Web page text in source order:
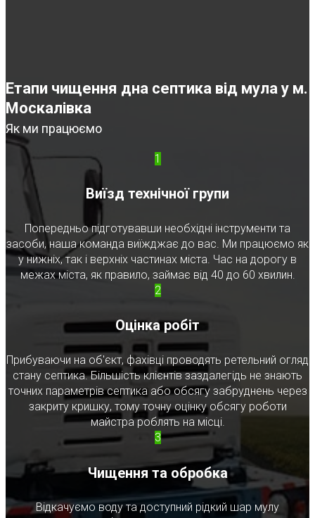
Етапи чищення дна септика від мула у м.
Москалівка
Як ми працюємо
1
Виїзд технічної групи
Попередньо підготувавши необхідні інструменти та
засоби, наша команда виїжджає до вас. Ми працюємо як
у нижніх, так і верхніх частинах міста. Час на дорогу в
межах міста, як правило, займає від 40 до 60 хвилин.
2
Оцінка робіт
Прибуваючи на об'єкт, фахівці проводять ретельний огляд
стану септика. Більшість клієнтів заздалегідь не знають
точних параметрів септика або обсягу забруднень через
закриту кришку, тому точну оцінку обсягу роботи
майстра роблять на місці.
3
Чищення та обробка
Відкачуємо воду та доступний рідкий шар мулу